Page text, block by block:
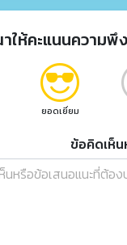
ให้คะแนนความพึ
ยอดเยี่ยม
ข้อคิดเห็